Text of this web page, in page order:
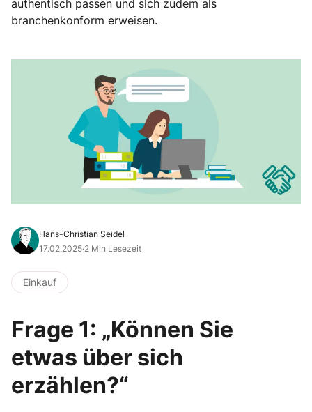
authentisch passen und sich zudem als
branchenkonform erweisen.
Hans-Christian Seidel
17.02.2025·2 Min Lesezeit
Einkauf
Frage 1: „Können Sie
etwas über sich
erzählen?“